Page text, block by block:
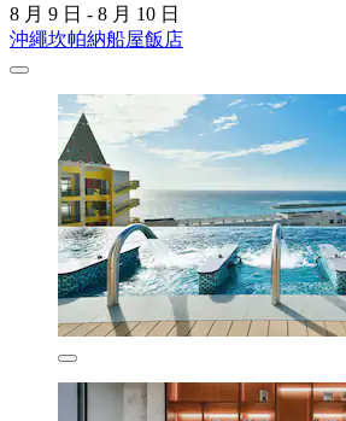
8 月 9 日 - 8 月 10 日
沖繩坎帕納船屋飯店